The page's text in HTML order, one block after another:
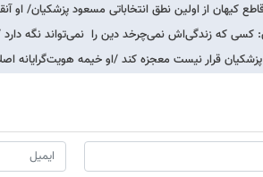
کیهان از اولین نطق انتخاباتی مسعود پزشکیان/ او
کسی که زندگی‌اش نمی‌چرخد دین را نمی‌تواند نگه دارد
قرار نیست معجزه کند /او خیمه هویت‌گرایانه